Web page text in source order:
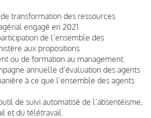
transformation des ressources
engagé en 2021.
de l’ensemble des
aux propositions
ou de formation au management.
annuelle d’évaluation des agents
à ce que l’ensemble des agents
de suivi automatisé de l’absentéisme,
et du télétravail.